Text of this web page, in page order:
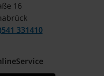
16
331410